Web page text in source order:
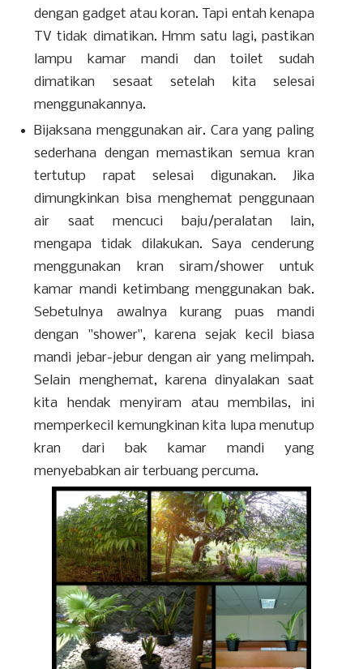
dengan gadget atau koran. Tapi entah kenapa
TV tidak dimatikan. Hmm satu lagi, pastikan
lampu kamar mandi dan toilet sudah
dimatikan sesaat setelah kita selesai
menggunakannya.
Bijaksana menggunakan air. Cara yang paling
sederhana dengan memastikan semua kran
tertutup rapat selesai digunakan. Jika
dimungkinkan bisa menghemat penggunaan
air saat mencuci baju/peralatan lain,
mengapa tidak dilakukan. Saya cenderung
menggunakan kran siram/shower untuk
kamar mandi ketimbang menggunakan bak.
Sebetulnya awalnya kurang puas mandi
dengan "shower", karena sejak kecil biasa
mandi jebar-jebur dengan air yang melimpah.
Selain menghemat, karena dinyalakan saat
kita hendak menyiram atau membilas, ini
memperkecil kemungkinan kita lupa menutup
kran dari bak kamar mandi yang
menyebabkan air terbuang percuma.